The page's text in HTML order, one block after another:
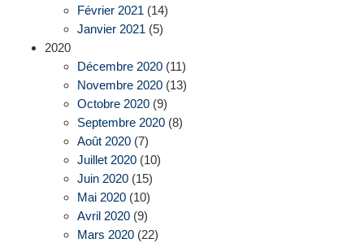
Février 2021 (14)
Janvier 2021 (5)
2020
Décembre 2020 (11)
Novembre 2020 (13)
Octobre 2020 (9)
Septembre 2020 (8)
Août 2020 (7)
Juillet 2020 (10)
Juin 2020 (15)
Mai 2020 (10)
Avril 2020 (9)
Mars 2020 (22)